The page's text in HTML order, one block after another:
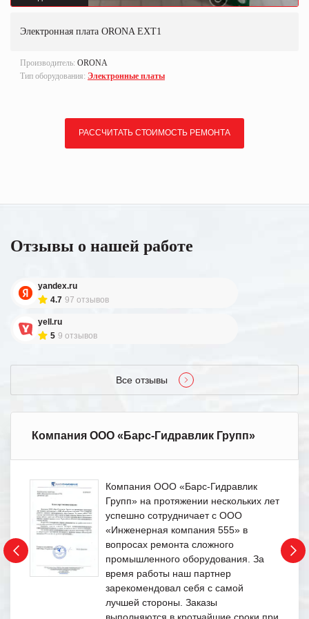
Электронная плата ORONA EXT1
Производитель: ORONA
Тип оборудования: Электронные платы
РАССЧИТАТЬ СТОИМОСТЬ РЕМОНТА
Отзывы о нашей работе
yandex.ru
4.7 97 отзывов
yell.ru
5 9 отзывов
Все отзывы
Компания ООО «Барс-Гидравлик Групп»
Компания ООО «Барс-Гидравлик
Групп» на протяжении нескольких лет
успешно сотрудничает с ООО
«Инженерная компания 555» в
вопросах ремонта сложного
промышленного оборудования. За
время работы наш партнер
зарекомендовал себя с самой
лучшей стороны. Заказы